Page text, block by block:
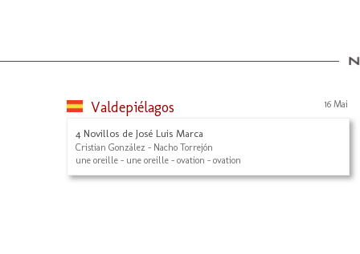
Valdepiélagos 16 Mai
4 Novillos de José Luis Marca
Cristian González - Nacho Torrejón
une oreille - une oreille - ovation - ovation